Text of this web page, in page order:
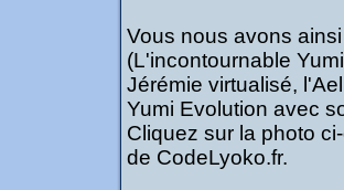
Vous nous avons
(L'incontournable
Jérémie virtualisé,
Yumi Evolution avec
Cliquez sur la photo
de CodeLyoko.fr.